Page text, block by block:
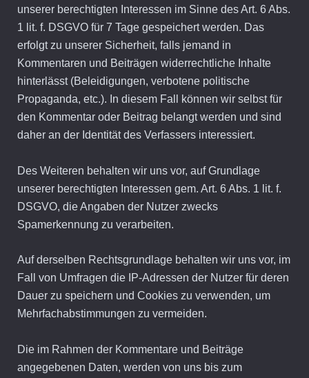
unserer berechtigten Interessen im Sinne des Art. 6 Abs.
1 lit. f. DSGVO für 7 Tage gespeichert werden. Das
erfolgt zu unserer Sicherheit, falls jemand in
Kommentaren und Beiträgen widerrechtliche Inhalte
hinterlässt (Beleidigungen, verbotene politische
Propaganda, etc.). In diesem Fall können wir selbst für
den Kommentar oder Beitrag belangt werden und sind
daher an der Identität des Verfassers interessiert.
Des Weiteren behalten wir uns vor, auf Grundlage
unserer berechtigten Interessen gem. Art. 6 Abs. 1 lit. f.
DSGVO, die Angaben der Nutzer zwecks
Spamerkennung zu verarbeiten.
Auf derselben Rechtsgrundlage behalten wir uns vor, im
Fall von Umfragen die IP-Adressen der Nutzer für deren
Dauer zu speichern und Cookies zu verwenden, um
Mehrfachabstimmungen zu vermeiden.
Die im Rahmen der Kommentare und Beiträge
angegebenen Daten, werden von uns bis zum